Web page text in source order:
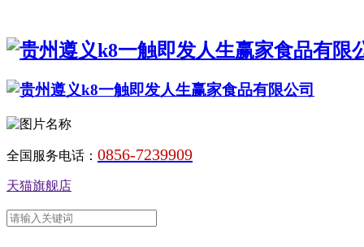
全国服务电话： 0856-7239909
天猫旗舰店